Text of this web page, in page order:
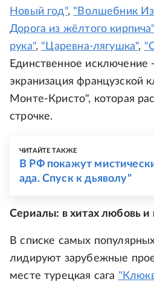
Новый год", "Волшебник
Дорога из жёлтого кирпича"
рука", "Царевна-лягушка",
Единственное исключение
экранизация французской
Монте-Кристо", которая
строчке.
ЧИТАЙТЕ ТАКЖЕ
В РФ покажут
ада. Спуск к дьяволу"
Сериалы: в хитах любовь и
В списке самых
лидируют зарубежные
месте турецкая сага